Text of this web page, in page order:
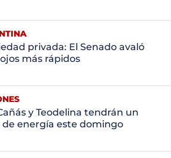
privada: El Senado avaló
más rápidos
y Teodelina tendrán un
energía este domingo